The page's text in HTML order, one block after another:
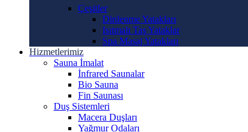
Çeşitler
Dinlenme Yatakları
Isıtmalı Taş Yataklar
Spa Masaj Yatakları
Hizmetlerimiz
Sauna İmalat
İnfrared Saunalar
Bio Sauna
Fin Saunası
Duş Sistemleri
Macera Duşları
Yağmur Odaları